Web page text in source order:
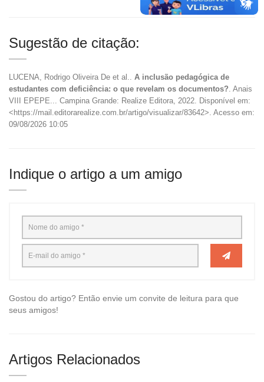
Sugestão de citação:
LUCENA, Rodrigo Oliveira De et al.. A inclusão pedagógica de
estudantes com deficiência: o que revelam os documentos? . Anais
VIII EPEPE... Campina Grande: Realize Editora, 2022. Disponível em:
<https://mail.editorarealize.com.br/artigo/visualizar/83642>. Acesso em:
09/08/2026 10:05
Indique o artigo a um amigo
Gostou do artigo? Então envie um convite de leitura para que
seus amigos!
Artigos Relacionados